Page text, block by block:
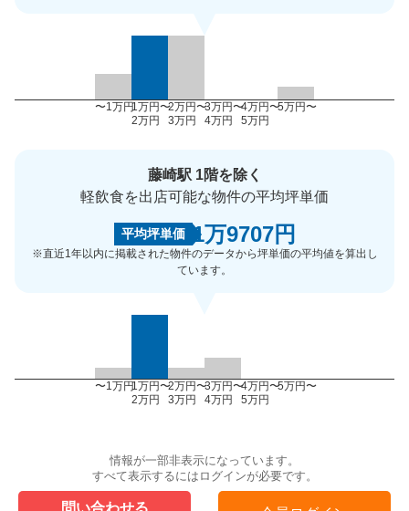
〜1万円1万円〜
2万円
2万円〜
3万円
3万円〜
4万円
4万円〜
5万円
5万円〜
藤崎駅 1階を除く
軽飲食を出店可能な物件の平均坪単価
平均坪単価 1万9707円
※直近1年以内に掲載された物件のデータから坪単価の平均値を算出し
ています。
〜1万円1万円〜
2万円
2万円〜
3万円
3万円〜
4万円
4万円〜
5万円
5万円〜
情報が一部非表示になっています。
すべて表示するにはログインが必要です。
問い合わせる